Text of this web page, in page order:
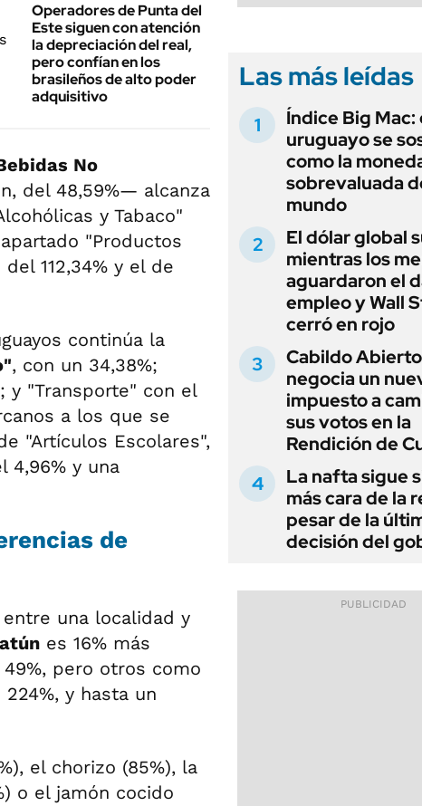
Operadores de Punta del
Este siguen con atención
la depreciación del real,
pero confían en los
brasileños de alto poder
adquisitivo
No
del 48,59%— alcanza
y Tabaco"
"Productos
112,34% y el de
continúa la
, con un 34,38%;
y "Transporte" con el
a los que se
"Artículos Escolares",
4,96% y una
de
una localidad y
atún es 16% más
49%, pero otros como
y hasta un
el chorizo (85%), la
o el jamón cocido
Las más leídas
Índice Big Mac:
uruguayo se
como la
sobrevaluada
mundo
El dólar global
mientras los
aguardaron el
empleo y Wall
cerró en rojo
Cabildo Abierto
negocia un
impuesto a
sus votos en la
Rendición de
La nafta sigue
más cara de la
pesar de la
decisión del